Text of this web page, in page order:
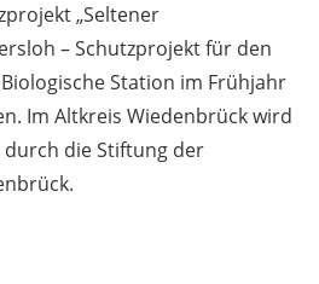
„Seltener
– Schutzprojekt für den
Station im Frühjahr
Im Altkreis Wiedenbrück wird
die Stiftung der